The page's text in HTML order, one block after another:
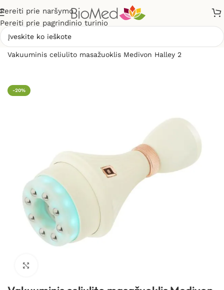
Pereiti prie naršymo
Pereiti prie pagrindinio turinio
Vakuuminis celiulito masažuoklis Medivon Halley 2
-20%